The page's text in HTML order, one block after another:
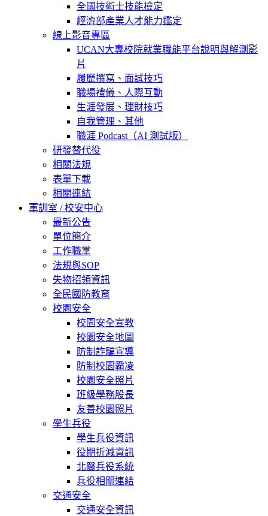
全國技術士技能檢定
經濟部產業人才能力鑑定
線上影音專區
UCAN大專校院就業職能平台說明與解測影
片
履歷撰寫、面試技巧
職場禮儀、人際互動
生涯發展、理財技巧
自我管理、其他
職涯 Podcast（AI 測試版）
研發替代役
相關法規
表單下載
相關連結
軍訓室 / 校安中心
最新公告
單位簡介
工作職掌
法規與SOP
失物招領資訊
全民國防教育
校園安全
校園安全宣教
校園安全地圖
防制詐騙宣導
防制校園霸凌
校園安全照片
班級學務股長
友善校園照片
學生兵役
學生兵役資訊
役期折減資訊
北醫兵役系統
兵役相關連結
交通安全
交通安全資訊